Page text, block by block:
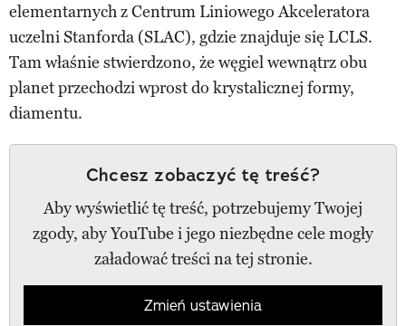
elementarnych z Centrum Liniowego Akceleratora
uczelni Stanforda (SLAC), gdzie znajduje się LCLS.
Tam właśnie stwierdzono, że węgiel wewnątrz obu
planet przechodzi wprost do krystalicznej formy,
diamentu.
Chcesz zobaczyć tę treść?
Aby wyświetlić tę treść, potrzebujemy Twojej
zgody, aby YouTube i jego niezbędne cele mogły
załadować treści na tej stronie.
Zmień ustawienia